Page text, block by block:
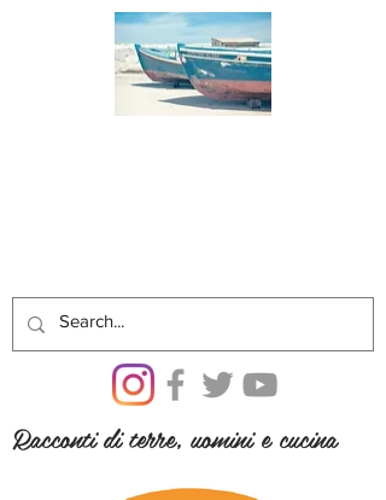
Racconti di terre, uomini e cucina